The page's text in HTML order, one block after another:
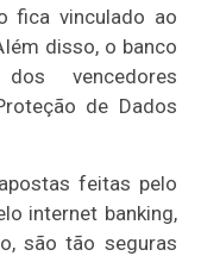
fica vinculado ao
disso, o banco
vencedores
de Dados
feitas pelo
internet banking,
são tão seguras